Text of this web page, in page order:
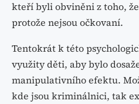
kteří byli obviněni z toho, že
protože nejsou očkovaní.
Tentokrát k této
využity děti, aby bylo
manipulativního efektu.
kde jsou kriminálnici, tak